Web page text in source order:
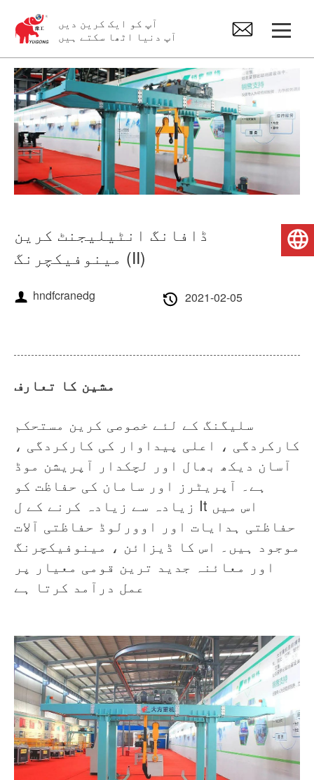
آپ کو ایک کرین دیں
آپ دنیا اٹھا سکتے ہیں
Gantry کرین
اوور ہیڈ کرین
جِب کرین
کرین اسپیئر پارٹس
معاملہ
عمومی سوالنامہ
ہم سے رابطہ کریں
ڈافانگ انٹیلیجنٹ کرین
مینوفیکچرنگ (II)
hndfcranedg 2021-02-05
مشین کا تعارف
سلیگنگ کے لئے خصوصی کرین مستحکم
کارکردگی ، اعلی پیداوار کی کارکردگی ،
آسان دیکھ بھال اور لچکدار آپریشن موڈ
ہے۔ آپریٹرز اور سامان کی حفاظت کو
زیادہ سے زیادہ کرنے کے ل It اس میں
حفاظتی ہدایات اور اوورلوڈ حفاظتی آلات
موجود ہیں۔ اس کا ڈیزائن ، مینوفیکچرنگ
اور معائنہ جدید ترین قومی معیار پر
عمل درآمد کرتا ہے
اردو